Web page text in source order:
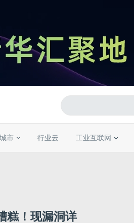
市 行业云 工业互联网
糕！现漏洞详